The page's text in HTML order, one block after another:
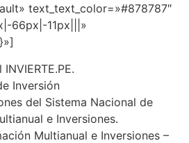
text_text_color=»#878787″
66px|-11px|||»
Inversión
del Sistema Nacional de
e Inversiones.
Multianual e Inversiones –